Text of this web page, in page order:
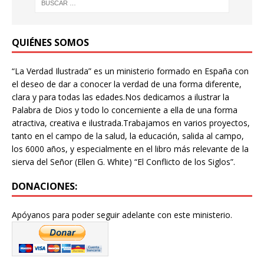
o
o
k
QUIÉNES SOMOS
“La Verdad Ilustrada” es un ministerio formado en España con
el deseo de dar a conocer la verdad de una forma diferente,
clara y para todas las edades.Nos dedicamos a ilustrar la
Palabra de Dios y todo lo concerniente a ella de una forma
atractiva, creativa e ilustrada.Trabajamos en varios proyectos,
tanto en el campo de la salud, la educación, salida al campo,
los 6000 años, y especialmente en el libro más relevante de la
sierva del Señor (Ellen G. White) “El Conflicto de los Siglos”.
DONACIONES:
Apóyanos para poder seguir adelante con este ministerio.